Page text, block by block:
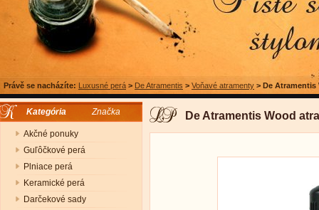
Právě se nacházíte: Luxusné perá > De Atramentis > Voňavé atramenty > De Atramentis
Kategória Značka
Akčné ponuky
Guľôčkové perá
Plniace perá
Keramické perá
Darčekové sady
De Atramentis Wood